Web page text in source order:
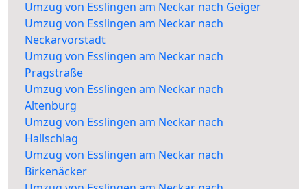
Umzug von Esslingen am Neckar nach Geiger
Umzug von Esslingen am Neckar nach
Neckarvorstadt
Umzug von Esslingen am Neckar nach
Pragstraße
Umzug von Esslingen am Neckar nach
Altenburg
Umzug von Esslingen am Neckar nach
Hallschlag
Umzug von Esslingen am Neckar nach
Birkenäcker